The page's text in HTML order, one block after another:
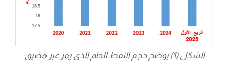
الشكل (1) يوضح حجم النفط الخام الذي يمر عبر مضيق